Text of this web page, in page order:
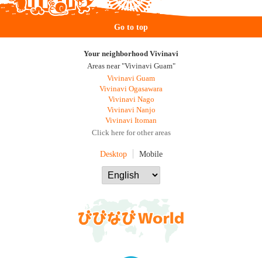
Go to top
Your neighborhood Vivinavi
Areas near "Vivinavi Guam"
Vivinavi Guam
Vivinavi Ogasawara
Vivinavi Nago
Vivinavi Nanjo
Vivinavi Itoman
Click here for other areas
Desktop Mobile